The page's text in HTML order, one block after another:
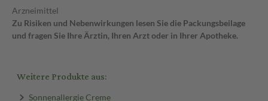
Arzneimittel
Zu Risiken und Nebenwirkungen lesen Sie die Packungsbeilage
und fragen Sie Ihre Ärztin, Ihren Arzt oder in Ihrer Apotheke.
Weitere Produkte aus:
Sonnenallergie Creme